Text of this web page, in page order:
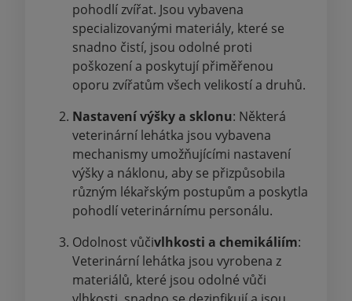
pohodlí zvířat. Jsou vybavena
specializovanými materiály, které se
snadno čistí, jsou odolné proti
poškození a poskytují přiměřenou
oporu zvířatům všech velikostí a druhů.
Nastavení výšky a sklonu: Některá
veterinární lehátka jsou vybavena
mechanismy umožňujícími nastavení
výšky a náklonu, aby se přizpůsobila
různým lékařským postupům a poskytla
pohodlí veterinárnímu personálu.
Odolnost vůčivlhkosti a chemikáliím:
Veterinární lehátka jsou vyrobena z
materiálů, které jsou odolné vůči